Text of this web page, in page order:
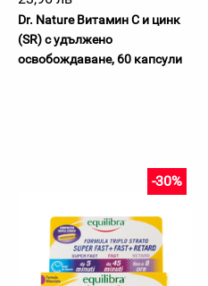
Dr. Nature Витамин С и цинк
(SR) с удължено
освобождаване, 60 капсули
-30%